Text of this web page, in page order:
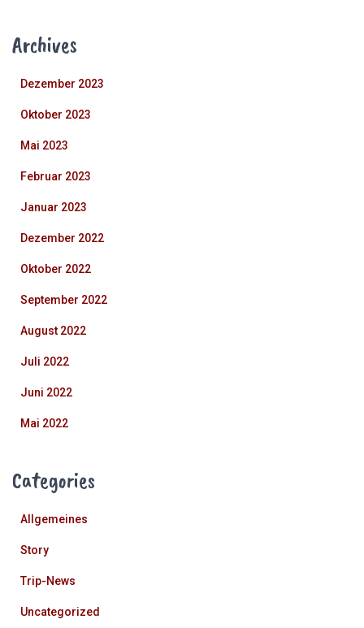
Archives
Dezember 2023
Oktober 2023
Mai 2023
Februar 2023
Januar 2023
Dezember 2022
Oktober 2022
September 2022
August 2022
Juli 2022
Juni 2022
Mai 2022
Categories
Allgemeines
Story
Trip-News
Uncategorized